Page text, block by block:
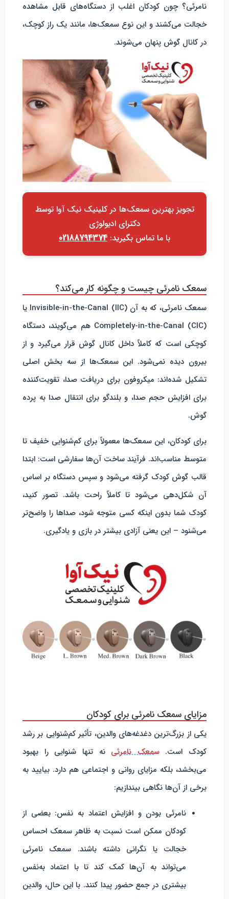
نامرئی؟ چون کودکان اغلب از دستگاه‌های قابل مشاهده
خجالت می‌کشند و این نوع سمعک‌ها، مانند یک راز کوچک،
در کانال گوش پنهان می‌شوند.
تجویز بهترین سمعک‌ها در کلینیک نیک آوا توسط
دکترای ادیولوژی
با ما تماس بگیرید:02188794374
سمعک نامرئی چیست و چگونه کار می‌کند؟
سمعک نامرئی، که به آن Invisible-in-the-Canal (IIC) یا
Completely-in-the-Canal (CIC) هم می‌گویند، دستگاه
کوچکی است که کاملاً داخل کانال گوش قرار می‌گیرد و از
بیرون دیده نمی‌شود. این سمعک‌ها از سه بخش اصلی
تشکیل شده‌اند: میکروفون برای دریافت صدا، تقویت‌کننده
برای افزایش حجم صدا، و بلندگو برای انتقال صدا به پرده
گوش.
برای کودکان، این سمعک‌ها معمولاً برای کم‌شنوایی خفیف تا
متوسط مناسب‌اند. فرآیند ساخت آن‌ها سفارشی است: ابتدا
قالب گوش کودک گرفته می‌شود و سپس دستگاه بر اساس
آن شکل‌دهی می‌شود تا کاملاً راحت باشد. تصور کنید،
کودک شما بدون اینکه کسی متوجه شود، صداها را واضح‌تر
می‌شنود – این یعنی آزادی بیشتر در بازی و یادگیری.
مزایای سمعک نامرئی برای کودکان
یکی از بزرگ‌ترین دغدغه‌های والدین، تأثیر کم‌شنوایی بر رشد
کودک است.سمعک نامرئی نه تنها شنوایی را بهبود
می‌بخشد، بلکه مزایای روانی و اجتماعی هم دارد. بیایید به
برخی از آن‌ها نگاهی بیندازیم:
نامرئی بودن و افزایش اعتماد به نفس: بعضی از
کودکان ممکن است نسبت به ظاهر سمعک احساس
خجالت یا نگرانی داشته باشند. سمعک نامرئی
می‌تواند به آن‌ها کمک کند تا با اعتماد به‌نفس
بیشتری در جمع حضور پیدا کنند. با این حال، والدین